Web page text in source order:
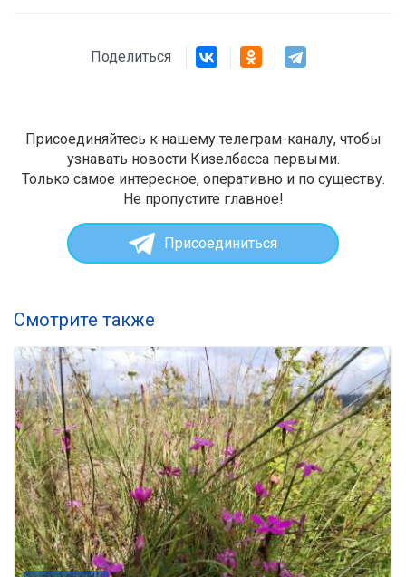
Поделиться
Присоединяйтесь к нашему телеграм-каналу, чтобы
узнавать новости Кизелбасса первыми.
Только самое интересное, оперативно и по существу.
Не пропустите главное!
Присоединиться
Смотрите также